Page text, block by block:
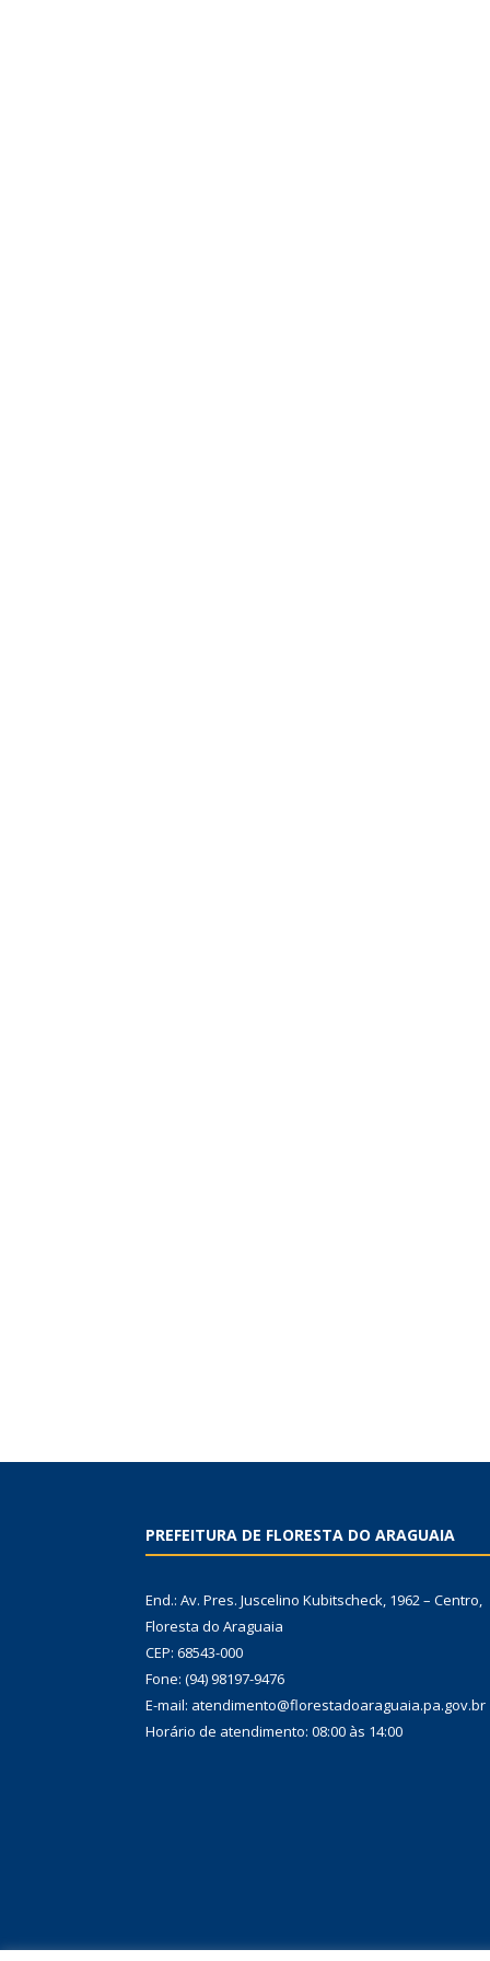
PREFEITURA DE FLORESTA DO ARAGUAIA
End.: Av. Pres. Juscelino Kubitscheck, 1962 – Centro,
Floresta do Araguaia
CEP: 68543-000
Fone: (94) 98197-9476
E-mail: atendimento@florestadoaraguaia.pa.gov.br
Horário de atendimento: 08:00 às 14:00